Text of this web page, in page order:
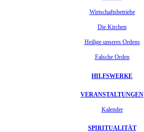
Wirtschaftsbetriebe
Die Kirchen
Heilige unseres Ordens
Falsche Orden
HILFSWERKE
VERANSTALTUNGEN
Kalender
SPIRITUALITÄT